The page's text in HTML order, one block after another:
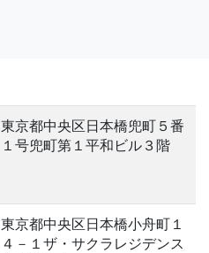
東京都中央区日本橋兜町５番
１号兜町第１平和ビル３階
東京都中央区日本橋小舟町１
４－１ザ・サクラレジデンス